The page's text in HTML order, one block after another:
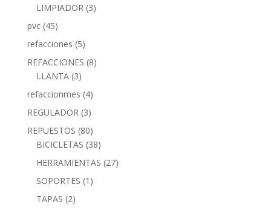
LIMPIADOR (3)
pvc (45)
refacciones (5)
REFACCIONES (8)
LLANTA (3)
refaccionmes (4)
REGULADOR (3)
REPUESTOS (80)
BICICLETAS (38)
HERRAMIENTAS (27)
SOPORTES (1)
TAPAS (2)